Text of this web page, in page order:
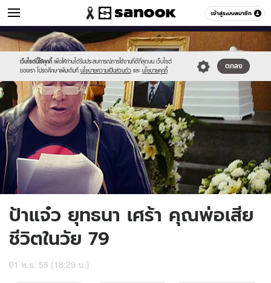
เข้าสู่ระบบสมาชิก
ข่าวบันเทิง หมวดอื่นๆ
เว็บไซต์นี้ใช้คุกกี้ เพื่อให้ท่านได้รับประสบการณ์การใช้งานที่ดีที่สุดบน เว็บไซต์
ของเรา โปรดศึกษาเพิ่มเติมที่ นโยบายความเป็นส่วนตัว และ นโยบายคุกกี้
ตกลง
Sanook
//s.isanook.com/sr/0/images/logo-
new-
sanook.png
600
60
//s.isanook.com/ns/0/ud/230/1151175/3.1.jpg
ป้าแจ๋ว ยุทธนา เศร้า คุณพ่อเสีย
ชีวิตในวัย 79
01 พ.ย. 55 (18:29 น.)